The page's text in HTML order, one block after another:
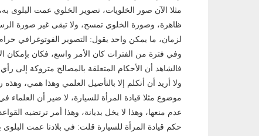
مثلا اﻵن صور الخلويات، تصوير الخلوي عمت البلوى
ظاهرة، وصورة الخلوي تمسح، ولا تبقى غير صورة
لزمان، ما يمكن واحد يقول: التصوير الفوتوغرافي
وفي فترة من الفترات كان الأمر واسع، فكان بإمكان
فالشاهد أن الأحكام المتعلقة بالمصالح متروكة إلى
ولا أريد أن أتكلم إلا بالتأصيل العلمي وهذا همي، وهذه
موضوع مثلا قيادة المرأة للسيارة، لا ضير أن
حكم قيادة المرأة للسيارة قلت: في بلادنا عمت البلوى